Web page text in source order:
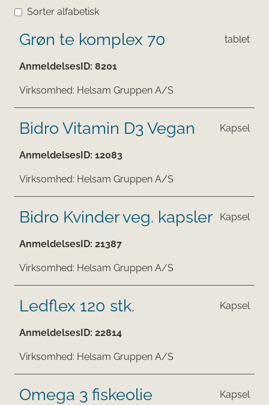
Sorter alfabetisk
Grøn te komplex 70 tablet
AnmeldelsesID: 8201
Virksomhed: Helsam Gruppen A/S
Bidro Vitamin D3 Vegan Kapsel
AnmeldelsesID: 12083
Virksomhed: Helsam Gruppen A/S
Bidro Kvinder veg. kapsler Kapsel
AnmeldelsesID: 21387
Virksomhed: Helsam Gruppen A/S
Ledflex 120 stk. Kapsel
AnmeldelsesID: 22814
Virksomhed: Helsam Gruppen A/S
Omega 3 fiskeolie Kapsel